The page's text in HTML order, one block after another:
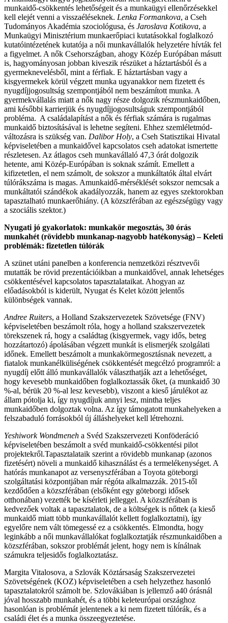
munkaidő-csökkentés lehetőségeit és a munkaügyi ellenőrzésekkel
kell elejét venni a visszaéléseknek. Lenka Formankova, a Cseh
Tudományos Akadémia szociológusa, és Jaroslava Kotikova, a
Munkaügyi Minisztérium munkaerőpiaci kutatásokkal foglalkozó
kutatóintézetének kutatója a női munkavállalók helyzetére hívták fel
a figyelmet. A nők Csehországban, ahogy Közép Európában másutt
is, hagyományosan jobban kiveszik részüket a háztartásból és a
gyermeknevelésből, mint a férfiak. E háztartásban vagy a
kisgyermekek körül végzett munka ugyanakkor nem fizetett és
nyugdíjjogosultság szempontjából nem beszámított munka. A
gyermekvállalás miatt a nők nagy része dolgozik részmunkaidőben,
ami későbbi karrierjük és nyugdíjjogosultságuk szempontjából
probléma. A családalapítást a nők és férfiak számára is rugalmas
munkaidő biztosításával is lehetne segíteni. Ehhez szemléletmód-
változásra is szükség van. Dalibor Holy, a Cseh Statisztikai Hivatal
képviseletében a munkaidővel kapcsolatos cseh adatokat ismertette
részletesen. Az átlagos cseh munkavállaló 47,3 órát dolgozik
hetente, ami Közép-Európában is soknak számít. Emellett a
kifizetetlen, el nem számolt, de sokszor a munkáltatók által elvárt
túlórákszáma is magas. Amunkaidő-mérséklését sokszor nemcsak a
munkáltatói szándékok akadályozzák, hanem az egyes szektorokban
tapasztalható munkaerőhiány. (A közszférában az egészségügy vagy
a szociális szektor.)
Nyugati jó gyakorlatok: munkakör megosztás, 30 órás
munkahét (rövidebb munkanap-nagyobb hatékonyság) – Keleti
problémák: fizetetlen túlórák
A szünet utáni panelben a konferencia nemzetközi résztvevői
mutatták be rövid prezentációikban a munkaidővel, annak lehetséges
csökkentésével kapcsolatos tapasztalataikat. Ahogyan az
előadásokból is kiderült, Nyugat és Kelet között jelentős
különbségek vannak.
Andree Ruiters, a Holland Szakszervezetek Szövetsége (FNV)
képviseletében beszámolt róla, hogy a holland szakszervezetek
törekszenek rá, hogy a családtag (kisgyermek, vagy idős, beteg
hozzátartozó) ápolásában végzett munkát is elismerjék szolgálati
időnek. Emellett beszámolt a munkakörmegosztásnak nevezett, a
fiatalok munkanélküliségének csökkentését megcélzó programról: a
nyugdíj előtt álló munkavállalók választhatják azt a lehetőséget,
hogy kevesebb munkaidőben foglalkoztassák őket, (a munkaidő 30
%-al, bérük 20 %-al lesz kevesebb), viszont a kieső járulékot az
állam pótolja ki, így nyugdíjuk annyi lesz, mintha teljes
munkaidőben dolgoztak volna. Az így támogatott munkahelyeken a
felszabaduló forrásokból új álláshelyeket kell létrehozni.
Yeshiwork Wondmeneh a Svéd Szakszervezeti Konföderáció
képviseletében beszámolt a svéd munkaidő-csökkentési pilot
projektekről.Tapasztalataik szerint a rövidebb munkanap (azonos
fizetésért) növeli a munkaidő kihasználást és a termelékenységet. A
hatórás munkanapot az versenyszférában a Toyota göteborgi
szolgáltatási központjában már régóta alkalmazzák. 2015-től
kezdődően a közszférában (elsőként egy göteborgi idősek
otthonában) vezették be kísérleti jelleggel. A közszférában is
kedvezőek voltak a tapasztalatok, de a költségek is nőttek (a kieső
munkaidő miatt több munkavállalót kellett foglalkoztatni), így
egyelőre nem vált tömegessé ez a csökkentés. Elmondta, hogy
leginkább a női munkavállalókat foglalkoztatják részmunkaidőben a
közszférában, sokszor problémát jelent, hogy nem is kínálnak
számukra teljesidős foglalkoztatász.
Margita Vitalosova, a Szlovák Köztársaság Szakszervezetei
Szövetségének (KOZ) képviseletében a cseh helyzethez hasonló
tapasztalatokról számolt be. Szlovákiában is jellemző a40 órásnál
jóval hosszabb munkahét, és a többi keleteurópai országhoz
hasonlóan is problémát jelentenek a ki nem fizetett túlórák, és a
családi élet és a munka összeegyeztetése.